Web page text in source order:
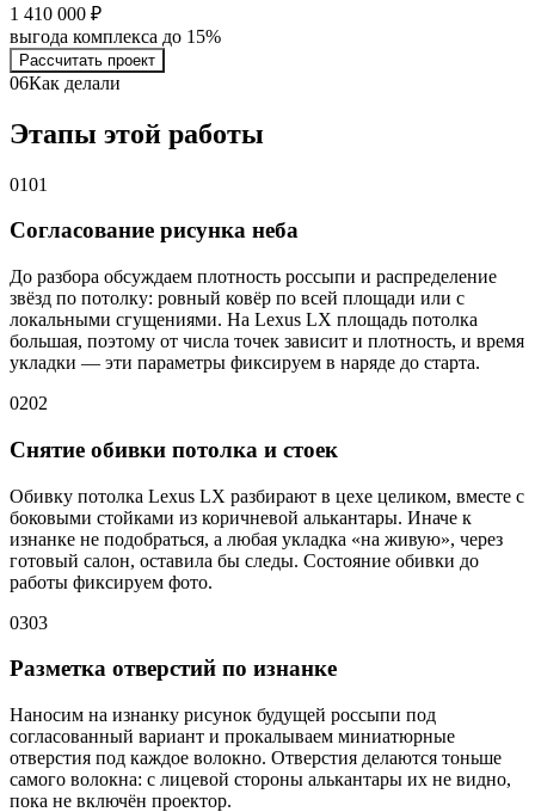
1 410 000 ₽
выгода комплекса до 15%
Рассчитать проект
06Как делали
Этапы этой работы
0101
Согласование рисунка неба
До разбора обсуждаем плотность россыпи и распределение
звёзд по потолку: ровный ковёр по всей площади или с
локальными сгущениями. На Lexus LX площадь потолка
большая, поэтому от числа точек зависит и плотность, и время
укладки — эти параметры фиксируем в наряде до старта.
0202
Снятие обивки потолка и стоек
Обивку потолка Lexus LX разбирают в цехе целиком, вместе с
боковыми стойками из коричневой алькантары. Иначе к
изнанке не подобраться, а любая укладка «на живую», через
готовый салон, оставила бы следы. Состояние обивки до
работы фиксируем фото.
0303
Разметка отверстий по изнанке
Наносим на изнанку рисунок будущей россыпи под
согласованный вариант и прокалываем миниатюрные
отверстия под каждое волокно. Отверстия делаются тоньше
самого волокна: с лицевой стороны алькантары их не видно,
пока не включён проектор.